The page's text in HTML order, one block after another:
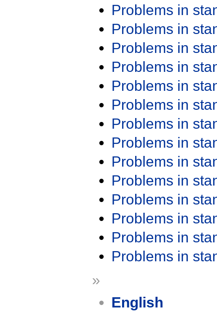
Problems in
Problems in
Problems in
Problems in
Problems in
Problems in
Problems in
Problems in
Problems in
Problems in
Problems in
Problems in
Problems in
Problems in
»
English